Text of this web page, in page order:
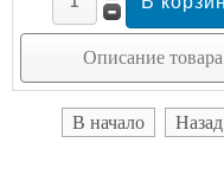
Описание товара
В начало Назад